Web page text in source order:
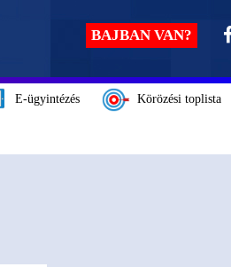
BAJBAN VAN?
E-ügyintézés Körözési toplista